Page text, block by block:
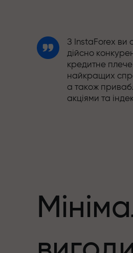
З InstaForex ви
дійсно
кредитне плече
найкращих
а також
акціями та
додає